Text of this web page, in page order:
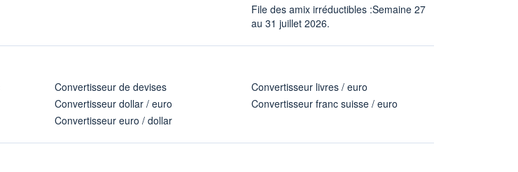
File des amix irréductibles :Semaine 27
au 31 juillet 2026.
Convertisseur de devises
Convertisseur dollar / euro
Convertisseur euro / dollar
Convertisseur livres / euro
Convertisseur franc suisse / euro